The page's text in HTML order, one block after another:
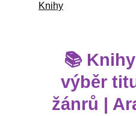
Knihy
📚
výběr
žánrů |